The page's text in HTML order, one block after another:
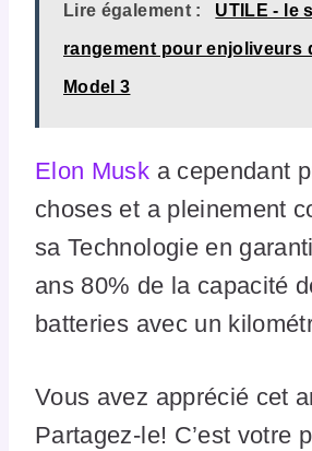
Lire également : UTILE - le
rangement pour enjoliveurs
Model 3
Elon Musk a cependant
choses et a pleinement
sa Technologie en
ans 80% de la capacité
batteries avec un
Vous avez apprécié cet
Partagez-le! C’est votre